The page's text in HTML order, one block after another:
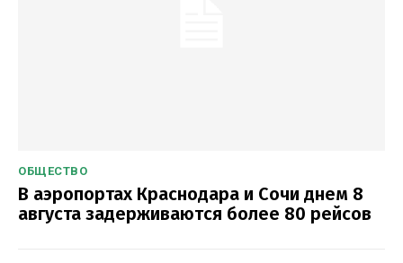
ОБЩЕСТВО
В аэропортах Краснодара и Сочи днем 8
августа задерживаются более 80 рейсов